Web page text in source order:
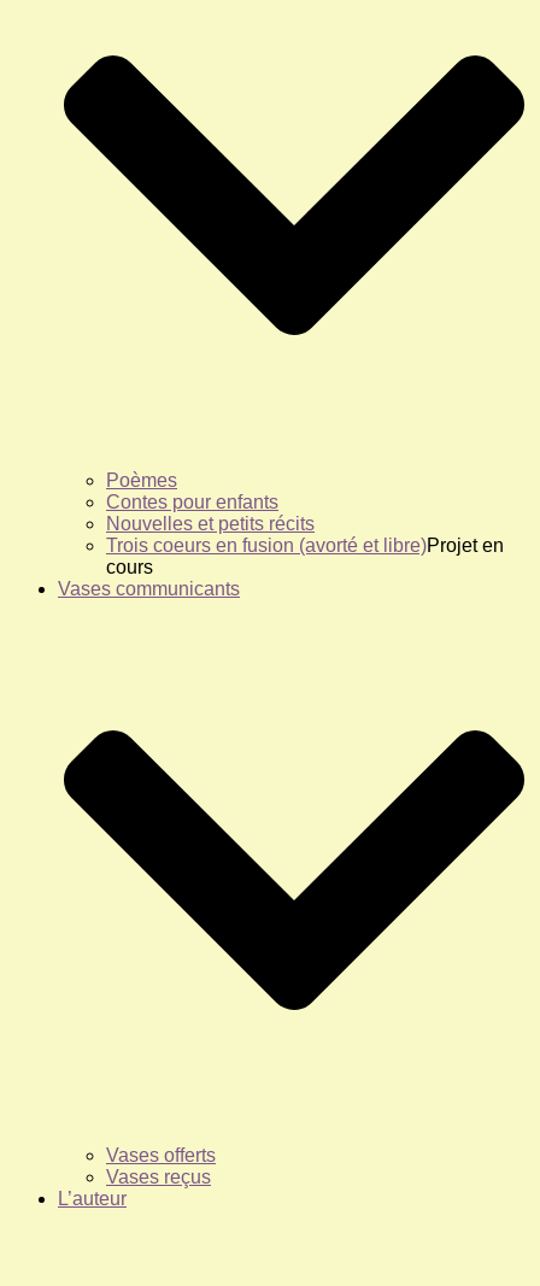
Poèmes
Contes pour enfants
Nouvelles et petits récits
Trois coeurs en fusion (avorté et libre)Projet en
cours
Vases communicants
Vases offerts
Vases reçus
L’auteur